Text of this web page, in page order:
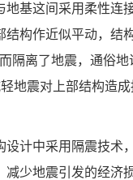
基这间采用柔性连
构作近似平动，结
隔离了地震，通俗
地震对上部结构造
设计中采用隔震技术
少地震引发的经济